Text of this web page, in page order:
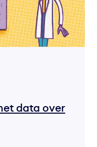
data over